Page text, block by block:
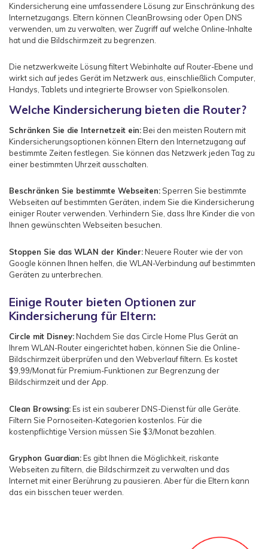
Kindersicherung eine umfassendere Lösung zur Einschränkung des
Internetzugangs. Eltern können CleanBrowsing oder Open DNS
verwenden, um zu verwalten, wer Zugriff auf welche Online-Inhalte
hat und die Bildschirmzeit zu begrenzen.
Die netzwerkweite Lösung filtert Webinhalte auf Router-Ebene und
wirkt sich auf jedes Gerät im Netzwerk aus, einschließlich Computer,
Handys, Tablets und integrierte Browser von Spielkonsolen.
Welche Kindersicherung bieten die Router?
Schränken Sie die Internetzeit ein: Bei den meisten Routern mit
Kindersicherungsoptionen können Eltern den Internetzugang auf
bestimmte Zeiten festlegen. Sie können das Netzwerk jeden Tag zu
einer bestimmten Uhrzeit ausschalten.
Beschränken Sie bestimmte Webseiten: Sperren Sie bestimmte
Webseiten auf bestimmten Geräten, indem Sie die Kindersicherung
einiger Router verwenden. Verhindern Sie, dass Ihre Kinder die von
Ihnen gewünschten Webseiten besuchen.
Stoppen Sie das WLAN der Kinder: Neuere Router wie der von
Google können Ihnen helfen, die WLAN-Verbindung auf bestimmten
Geräten zu unterbrechen.
Einige Router bieten Optionen zur
Kindersicherung für Eltern:
Circle mit Disney: Nachdem Sie das Circle Home Plus Gerät an
Ihrem WLAN-Router eingerichtet haben, können Sie die Online-
Bildschirmzeit überprüfen und den Webverlauf filtern. Es kostet
$9,99/Monat für Premium-Funktionen zur Begrenzung der
Bildschirmzeit und der App.
Clean Browsing: Es ist ein sauberer DNS-Dienst für alle Geräte.
Filtern Sie Pornoseiten-Kategorien kostenlos. Für die
kostenpflichtige Version müssen Sie $3/Monat bezahlen.
Gryphon Guardian: Es gibt Ihnen die Möglichkeit, riskante
Webseiten zu filtern, die Bildschirmzeit zu verwalten und das
Internet mit einer Berührung zu pausieren. Aber für die Eltern kann
das ein bisschen teuer werden.